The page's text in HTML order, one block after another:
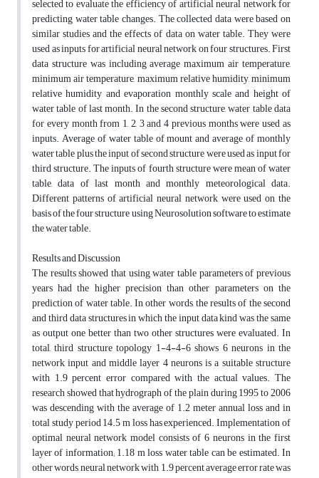
selected to evaluate the efficiency of artificial neural network for
predicting water table changes. The collected data were based on
similar studies and the effects of data on water table. They were
used as inputs for artificial neural network on four structures. First
data structure was including average maximum air temperature,
minimum air temperature, maximum relative humidity, minimum
relative humidity and evaporation monthly scale and height of
water table of last month. In the second structure, water table data
for every month from 1, 2, 3 and 4 previous months were used as
inputs. Average of water table of mount and average of monthly
water table plus the input of second structure were used as input for
third structure. The inputs of fourth structure were mean of water
table, data of last month and monthly meteorological data.
Different patterns of artificial neural network were used on the
basis of the four structure using Neurosolution software to estimate
the water table.
Results and Discussion
The results showed that using water table parameters of previous
years had the higher precision than other parameters on the
prediction of water table. In other words, the results of the second
and third data structures in which the input data kind was the same
as output one better than two other structures were evaluated. In
total, third structure topology 1-4-4-6 shows 6 neurons in the
network input and middle layer 4 neurons is a suitable structure
with 1.9 percent error compared with the actual values. The
research showed that hydrograph of the plain during 1995 to 2006
was descending with the average of 1.2 meter annual loss and in
total study period 14.5 m loss has experienced. Implementation of
optimal neural network model consists of 6 neurons in the first
layer of information; 1.18 m loss water table can be estimated. In
other words, neural network with 1.9 percent average error rate was